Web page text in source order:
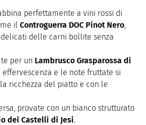
perfettamente a vini rossi di
il Controguerra DOC Pinot Nero
delle carni bollite senza
per un Lambrusco Grasparossa di
effervescenza e le note fruttate si
ricchezza del piatto e con le
provate con un bianco strutturato
dei Castelli di Jesi.